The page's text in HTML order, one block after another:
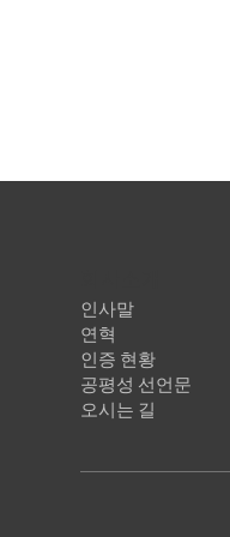
인사말
연혁
인증 현황
공평성 선언문
오시는 길